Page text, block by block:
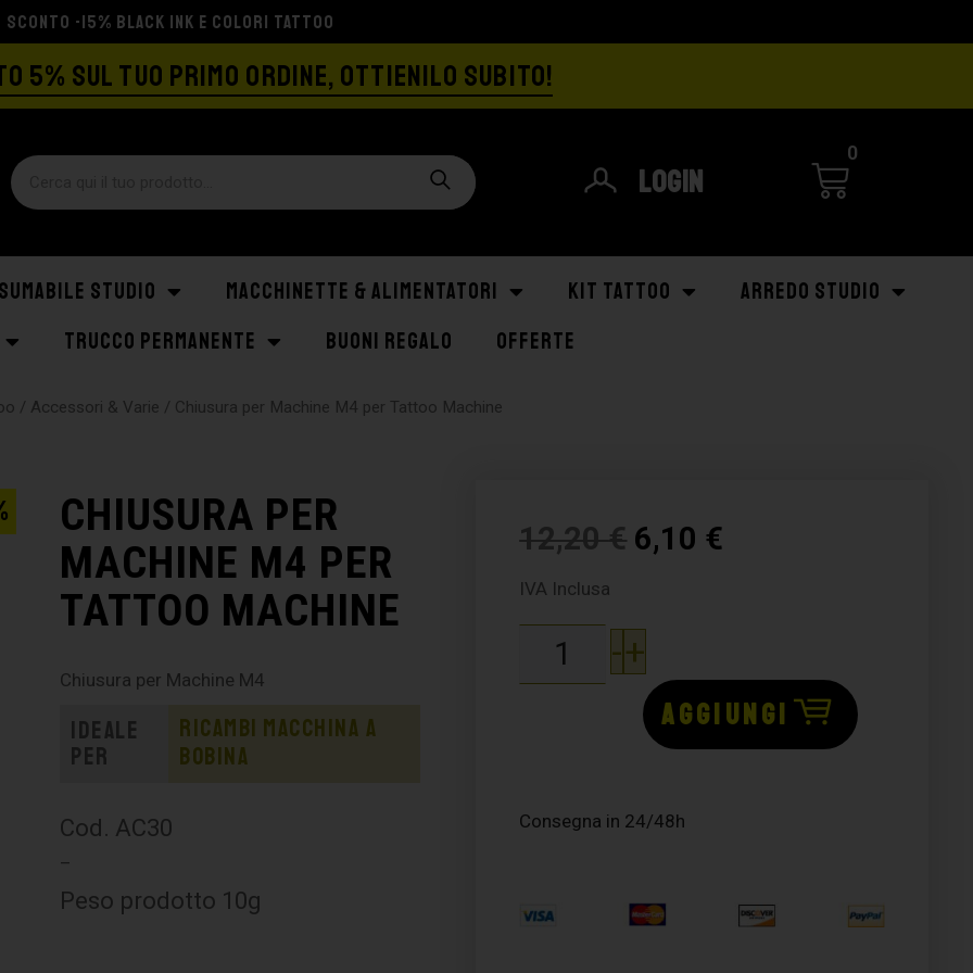
SPEDIZIONE GRATIS A PARTIRE DA €129
5% SUL TUO PRIMO ORDINE, OTTIENILO SUBITO!
Login
0
STUDIO MACCHINETTE & ALIMENTATORI KIT TATTOO
ARREDO STUDIO
TRUCCO PERMANENTE
BUONI REGALO OFFERTE
/ Accessori & Varie / Chiusura per Machine M4 per Tattoo Machine
CHIUSURA PER
MACHINE M4 PER
TATTOO MACHINE
Chiusura per Machine M4
Ideale
per
Ricambi macchina a
bobina
Cod. AC30
–
Peso prodotto 10g
12,20€ 6,10 €
IVA Inclusa
-+
AGGIUNGI
Consegna in 24/48h